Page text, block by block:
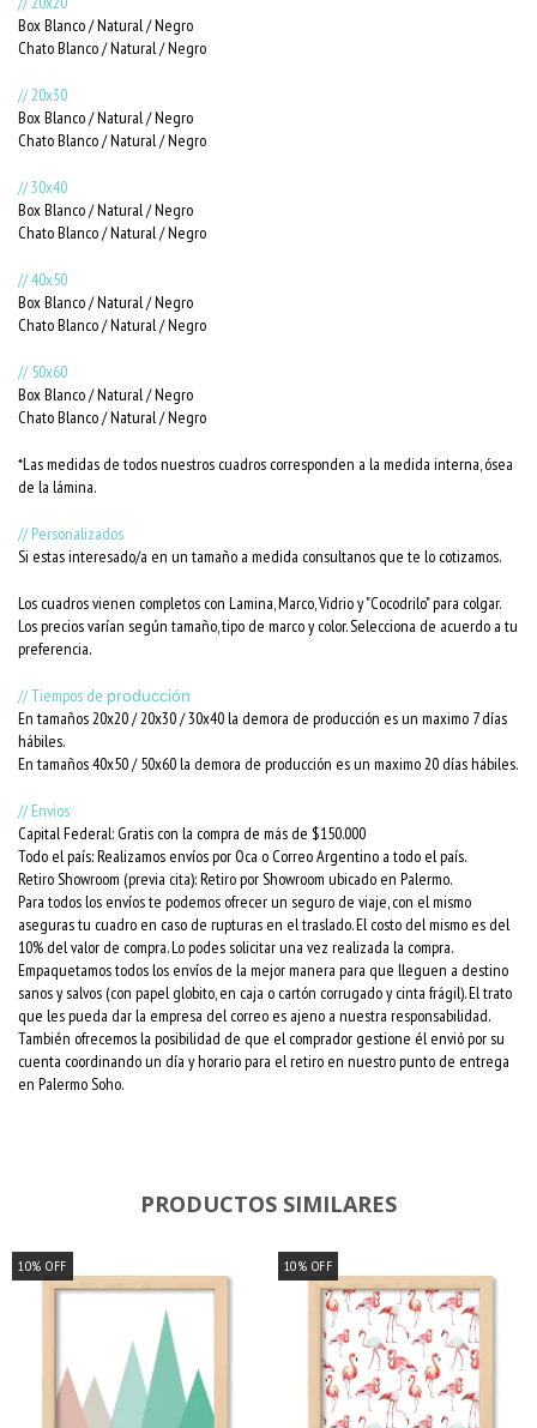
Box Blanco / Natural / Negro
Chato Blanco / Natural / Negro
// 20x30
Box Blanco / Natural / Negro
Chato Blanco / Natural / Negro
// 30x40
Box Blanco / Natural / Negro
Chato Blanco / Natural / Negro
// 40x50
Box Blanco / Natural / Negro
Chato Blanco / Natural / Negro
// 50x60
Box Blanco / Natural / Negro
Chato Blanco / Natural / Negro
*Las medidas de todos nuestros cuadros corresponden a la medida interna, ósea
de la lámina.
// Personalizados
Si estas interesado/a en un tamaño a medida consultanos que te lo cotizamos.
Los cuadros vienen completos con Lamina, Marco, Vidrio y "Cocodrilo" para colgar.
Los precios varían según tamaño, tipo de marco y color. Selecciona de acuerdo a tu
preferencia.
// Tiempos de producción
En tamaños 20x20 / 20x30 / 30x40 la demora de producción es un maximo 7 días
hábiles.
En tamaños 40x50 / 50x60 la demora de producción es un maximo 20 días hábiles.
// Envios
Capital Federal: Gratis con la compra de más de $150.000
Todo el país: Realizamos envíos por Oca o Correo Argentino a todo el país.
Retiro Showroom (previa cita): Retiro por Showroom ubicado en Palermo.
Para todos los envíos te podemos ofrecer un seguro de viaje, con el mismo
aseguras tu cuadro en caso de rupturas en el traslado. El costo del mismo es del
10% del valor de compra. Lo podes solicitar una vez realizada la compra.
Empaquetamos todos los envíos de la mejor manera para que lleguen a destino
sanos y salvos (con papel globito, en caja o cartón corrugado y cinta frágil). El trato
que les pueda dar la empresa del correo es ajeno a nuestra responsabilidad.
También ofrecemos la posibilidad de que el comprador gestione él envió por su
cuenta coordinando un día y horario para el retiro en nuestro punto de entrega
en Palermo Soho.
PRODUCTOS SIMILARES
10% OFF 10% OFF